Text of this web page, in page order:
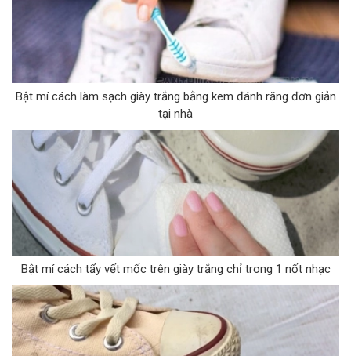
Bật mí cách làm sạch giày trắng bằng kem đánh răng đơn giản
tại nhà
Bật mí cách tẩy vết mốc trên giày trắng chỉ trong 1 nốt nhạc